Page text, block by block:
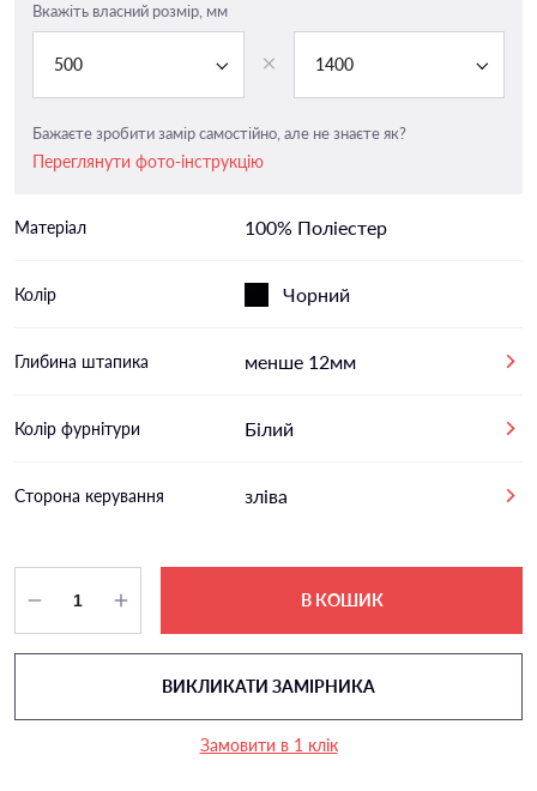
Вкажіть власний розмір, мм
500 1400
Бажаєте зробити замір самостійно, але не знаєте як?
Переглянути фото-інструкцію
Матеріал 100% Поліестер
Колір Чорний
Глибина штапика менше 12мм
Колір фурнітури Білий
Сторона керування зліва
В КОШИК
ВИКЛИКАТИ ЗАМІРНИКА
Замовити в 1 клік